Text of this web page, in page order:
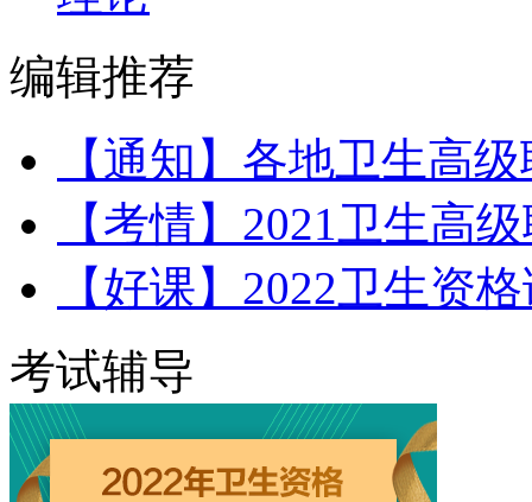
编辑推荐
【通知】各地卫生高
【考情】2021卫生高
【好课】2022卫生资
考试辅导